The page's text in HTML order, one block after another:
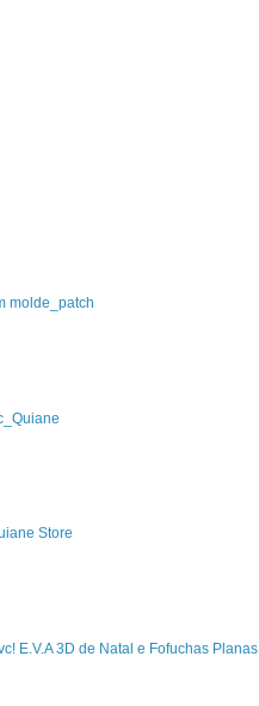
molde_patch
Store
E.V.A 3D de Natal e Fofuchas Planas